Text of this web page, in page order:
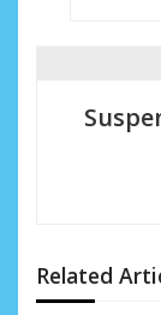
d
Related